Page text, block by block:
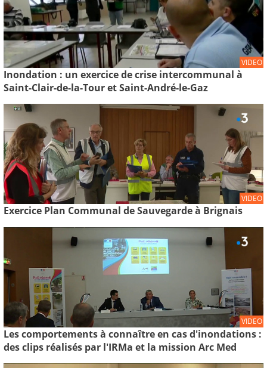
VIDEO
Inondation : un exercice de crise intercommunal à
Saint-Clair-de-la-Tour et Saint-André-le-Gaz
VIDEO
Exercice Plan Communal de Sauvegarde à Brignais
VIDEO
Les comportements à connaître en cas d'inondations :
des clips réalisés par l'IRMa et la mission Arc Med